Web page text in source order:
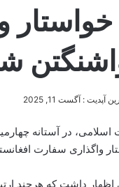
آپدیت : آگست 11, 2025
در آستانه
واگذاری سفارت
داشت که هرچند